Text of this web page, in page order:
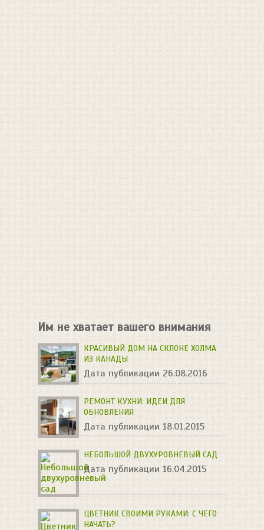
Им не хватает вашего внимания
КРАСИВЫЙ ДОМ НА СКЛОНЕ ХОЛМА
ИЗ КАНАДЫ
Дата публикации 26.08.2016
РЕМОНТ КУХНИ: ИДЕИ ДЛЯ
ОБНОВЛЕНИЯ
Дата публикации 18.01.2015
НЕБОЛЬШОЙ ДВУХУРОВНЕВЫЙ САД
Дата публикации 16.04.2015
ЦВЕТНИК СВОИМИ РУКАМИ: С ЧЕГО
НАЧАТЬ?